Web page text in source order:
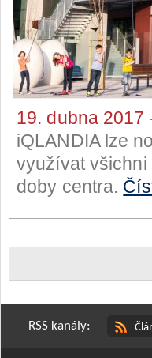
19. dubna 2017
iQLANDIA lze
využívat všichni
doby centra.
RSS kanály: